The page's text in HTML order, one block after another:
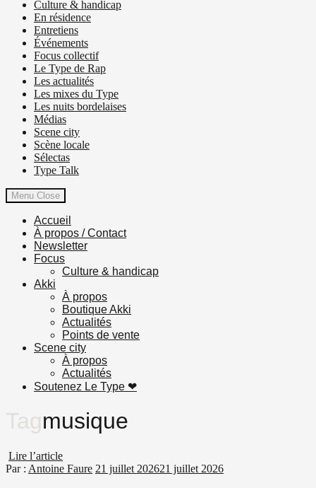
Culture & handicap
En résidence
Entretiens
Événements
Focus collectif
Le Type de Rap
Les actualités
Les mixes du Type
Les nuits bordelaises
Médias
Scene city
Scène locale
Sélectas
Type Talk
Menu Close
Accueil
À propos / Contact
Newsletter
Focus
Culture & handicap
Akki
À propos
Boutique Akki
Actualités
Points de vente
Scene city
À propos
Actualités
Soutenez Le Type ❤︎
Tagmusique
Lire l’article
Par : Antoine Faure 21 juillet 202621 juillet 2026